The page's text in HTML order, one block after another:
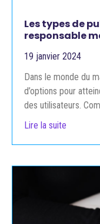
Les types de
responsable
19 janvier 2024
Dans le monde du
d’options pour
des utilisateurs.
Lire la suite